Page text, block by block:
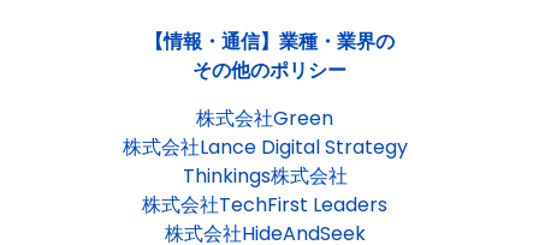
【情報・通信】業種・業界の
その他のポリシー
株式会社Green
株式会社Lance Digital Strategy
Thinkings株式会社
株式会社TechFirst Leaders
株式会社HideAndSeek